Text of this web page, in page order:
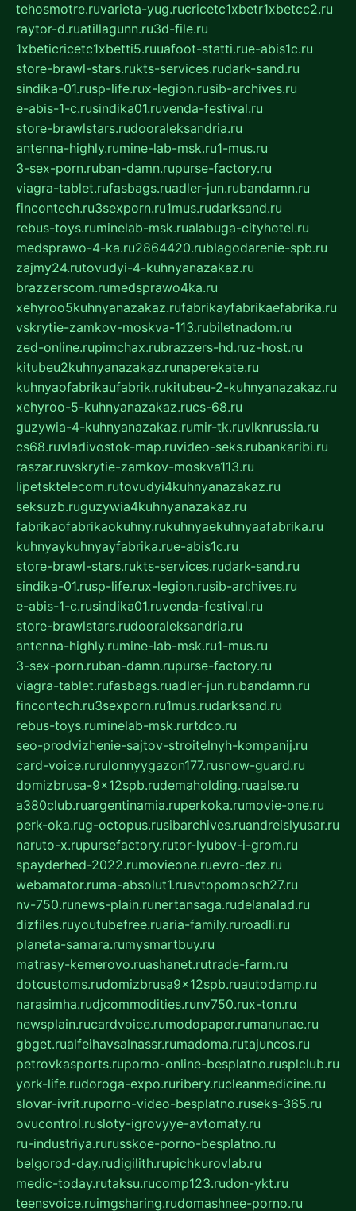
tehosmotre.ruvarieta-yug.rucricetc1xbetr1xbetcc2.ru
raytor-d.ruatillagunn.ru3d-file.ru
1xbeticricetc1xbetti5.ruuafoot-statti.rue-abis1c.ru
store-brawl-stars.rukts-services.rudark-sand.ru
sindika-01.rusp-life.rux-legion.rusib-archives.ru
e-abis-1-c.rusindika01.ruvenda-festival.ru
store-brawlstars.rudooraleksandria.ru
antenna-highly.rumine-lab-msk.ru1-mus.ru
3-sex-porn.ruban-damn.rupurse-factory.ru
viagra-tablet.rufasbags.ruadler-jun.rubandamn.ru
fincontech.ru3sexporn.ru1mus.rudarksand.ru
rebus-toys.ruminelab-msk.rualabuga-cityhotel.ru
medsprawo-4-ka.ru2864420.rublagodarenie-spb.ru
zajmy24.rutovudyi-4-kuhnyanazakaz.ru
brazzerscom.rumedsprawo4ka.ru
xehyroo5kuhnyanazakaz.rufabrikayfabrikaefabrika.ru
vskrytie-zamkov-moskva-113.rubiletnadom.ru
zed-online.rupimchax.rubrazzers-hd.ruz-host.ru
kitubeu2kuhnyanazakaz.runaperekate.ru
kuhnyaofabrikaufabrik.rukitubeu-2-kuhnyanazakaz.ru
xehyroo-5-kuhnyanazakaz.rucs-68.ru
guzywia-4-kuhnyanazakaz.rumir-tk.ruvlknrussia.ru
cs68.ruvladivostok-map.ruvideo-seks.rubankaribi.ru
raszar.ruvskrytie-zamkov-moskva113.ru
lipetsktelecom.rutovudyi4kuhnyanazakaz.ru
seksuzb.ruguzywia4kuhnyanazakaz.ru
fabrikaofabrikaokuhny.rukuhnyaekuhnyaafabrika.ru
kuhnyaykuhnyayfabrika.rue-abis1c.ru
store-brawl-stars.rukts-services.rudark-sand.ru
sindika-01.rusp-life.rux-legion.rusib-archives.ru
e-abis-1-c.rusindika01.ruvenda-festival.ru
store-brawlstars.rudooraleksandria.ru
antenna-highly.rumine-lab-msk.ru1-mus.ru
3-sex-porn.ruban-damn.rupurse-factory.ru
viagra-tablet.rufasbags.ruadler-jun.rubandamn.ru
fincontech.ru3sexporn.ru1mus.rudarksand.ru
rebus-toys.ruminelab-msk.rurtdco.ru
seo-prodvizhenie-sajtov-stroitelnyh-kompanij.ru
card-voice.rurulonnyygazon177.rusnow-guard.ru
domizbrusa-9x12spb.rudemaholding.ruaalse.ru
a380club.ruargentinamia.ruperkoka.rumovie-one.ru
perk-oka.rug-octopus.rusibarchives.ruandreislyusar.ru
naruto-x.rupursefactory.rutor-lyubov-i-grom.ru
spayderhed-2022.rumovieone.ruevro-dez.ru
webamator.ruma-absolut1.ruavtopomosch27.ru
nv-750.runews-plain.runertansaga.rudelanalad.ru
dizfiles.ruyoutubefree.ruaria-family.ruroadli.ru
planeta-samara.rumysmartbuy.ru
matrasy-kemerovo.ruashanet.rutrade-farm.ru
dotcustoms.rudomizbrusa9x12spb.ruautodamp.ru
narasimha.rudjcommodities.runv750.rux-ton.ru
newsplain.rucardvoice.rumodopaper.rumanunae.ru
gbget.rualfeihavsalnassr.rumadoma.rutajuncos.ru
petrovkasports.ruporno-online-besplatno.rusplclub.ru
york-life.rudoroga-expo.ruribery.rucleanmedicine.ru
slovar-ivrit.ruporno-video-besplatno.ruseks-365.ru
ovucontrol.rusloty-igrovyye-avtomaty.ru
ru-industriya.rurusskoe-porno-besplatno.ru
belgorod-day.rudigilith.rupichkurovlab.ru
medic-today.rutaksu.rucomp123.rudon-ykt.ru
teensvoice.ruimgsharing.rudomashnee-porno.ru